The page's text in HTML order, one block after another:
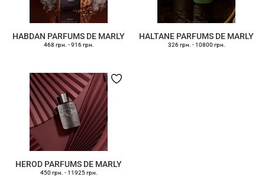
HABDAN PARFUMS DE MARLY
468 грн. -916 грн.
HALTANE PARFUMS DE MARLY
326 грн. -10800 грн.
HEROD PARFUMS DE MARLY
450 грн. -11925 грн.